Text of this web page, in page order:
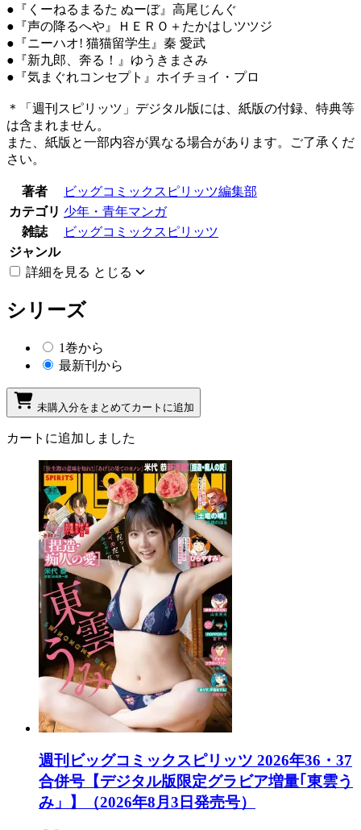
●『くーねるまるた ぬーぼ』高尾じんぐ
●『声の降るへや』ＨＥＲＯ＋たかはしツツジ
●『ニーハオ! 猫猫留学生』秦 愛武
●『新九郎、奔る！』ゆうきまさみ
●『気まぐれコンセプト』ホイチョイ・プロ
＊「週刊スピリッツ」デジタル版には、紙版の付録、特典等
は含まれません。
また、紙版と一部内容が異なる場合があります。ご了承くだ
さい。
著者
ビッグコミックスピリッツ編集部
カテゴリ 少年・青年マンガ
雑誌
ビッグコミックスピリッツ
ジャンル
詳細を見る とじる
シリーズ
1巻から
最新刊から
未購入分をまとめてカートに追加
カートに追加しました
週刊ビッグコミックスピリッツ 2026年36・37
合併号【デジタル版限定グラビア増量｢東雲う
み」】（2026年8月3日発売号）